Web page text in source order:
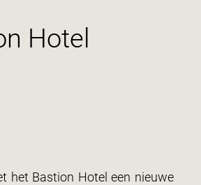
Hotel
het Bastion Hotel een nieuwe